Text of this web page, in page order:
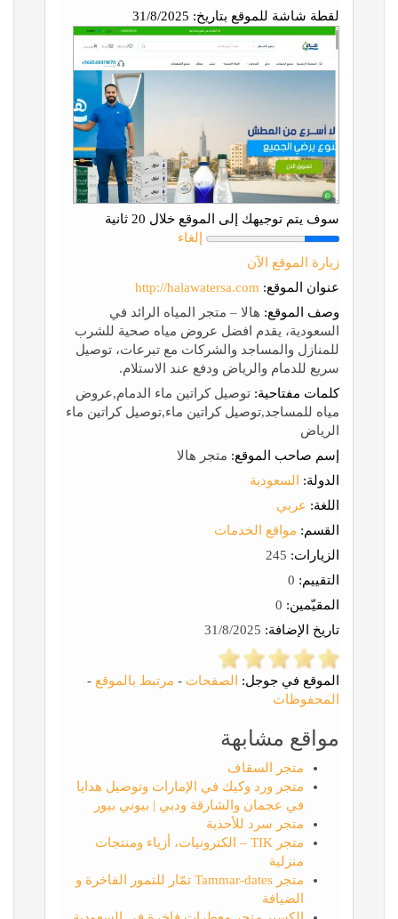
لقطة شاشة للموقع بتاريخ:
سوف يتم توجيهك إلى الموقع خلال 20 ثانية
إلغاء
زيارة الموقع الآن
عنوان الموقع: http://halawatersa.com
وصف الموقع: هالا – متجر المياه الرائد في
السعودية، يقدم افضل عروض مياه صحية للشرب
للمنازل والمساجد والشركات مع تبرعات، توصيل
سريع للدمام والرياض ودفع عند الاستلام.
كلمات مفتاحية: توصيل كراتين ماء الدمام,عروض
مياه للمساجد,توصيل كراتين ماء,توصيل كراتين ماء
الرياض
إسم صاحب الموقع: متجر هالا
الدولة:
السعودية
اللغة: عربي
القسم: مواقع الخدمات
الزيارات:
التقييم:
المقيّمين:
تاريخ الإضافة:
الموقع في جوجل: الصفحات - مرتبط بالموقع -
المحفوظات
مواقع مشابهة
متجر السقاف
متجر ورد وكيك في الإمارات وتوصيل هدايا
في عجمان والشارقة ودبي | بيوني بيور
متجر سرد للأحذية
متجر TIK – الكترونيات، أزياء ومنتجات
منزلية
متجر Tammar-dates تمّار للتمور الفاخرة و
الضيافة